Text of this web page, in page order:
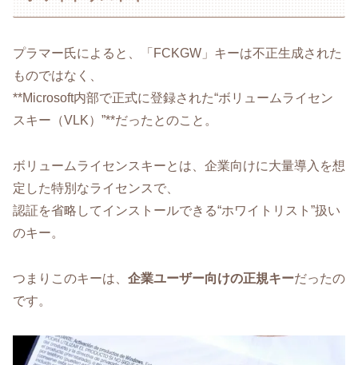
プラマー氏によると、「FCKGW」キーは不正生成された
ものではなく、
**Microsoft内部で正式に登録された“ボリュームライセン
スキー（VLK）”**だったとのこと。
ボリュームライセンスキーとは、企業向けに大量導入を想
定した特別なライセンスで、
認証を省略してインストールできる“ホワイトリスト”扱い
のキー。
つまりこのキーは、 企業ユーザー向けの正規キーだったの
です。